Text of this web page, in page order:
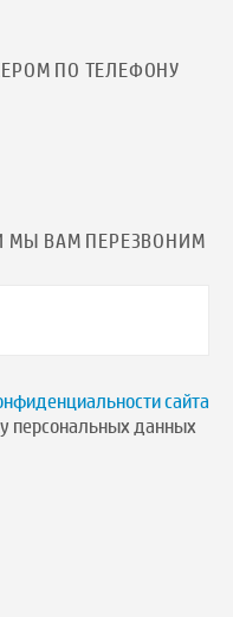
ПО ТЕЛЕФОНУ
МЫ ВАМ ПЕРЕЗВОНИМ
сайта
персональных данных